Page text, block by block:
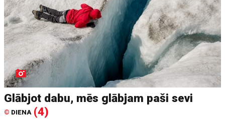
Glābjot dabu, mēs glābjam paši sevi
© DIENA (4)